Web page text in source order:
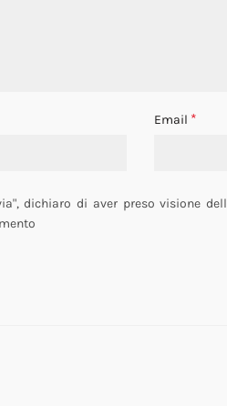
Email *
dichiaro di aver preso visione